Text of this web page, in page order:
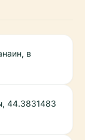
в
44.3831483